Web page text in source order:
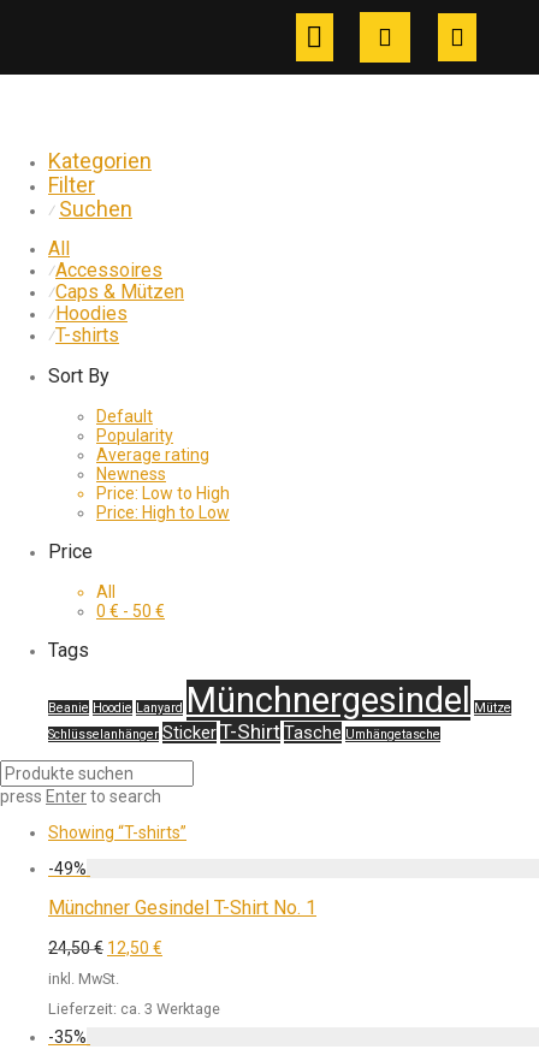
Kategorien
Filter
⁄ Suchen
All
⁄Accessoires
⁄Caps & Mützen
⁄Hoodies
⁄T-shirts
Sort By
Default
Popularity
Average rating
Newness
Price: Low to High
Price: High to Low
Price
All
0 € - 50 €
Tags
Beanie Hoodie Lanyard Münchnergesindel
Mütze
Schlüsselanhänger StickerT-ShirtTasche Umhängetasche
press Enterto search
Showing “T-shirts”
-49%
Münchner Gesindel T-Shirt No. 1
24,50€ 12,50 €
inkl. MwSt.
Lieferzeit: ca. 3 Werktage
-35%